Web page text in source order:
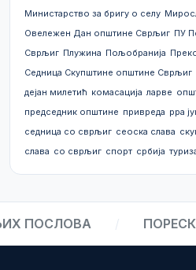
Министарство за бригу о селу
Овележен Дан општине Сврљиг ПУ
Сврљиг Плужина Пољобранија
Седница Скупштине општине Сврљиг
дејан милетић комасација ларве
председник општине привреда рра
седница со сврљиг сеоска слава
слава со сврљиг спорт србија
ПОСЛОВА